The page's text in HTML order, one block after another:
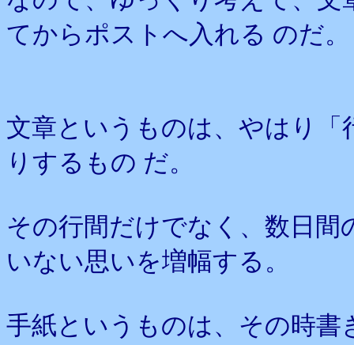
てからポストへ入れる のだ。
文章というものは、やはり
りするもの だ。
その行間だけでなく、数日
いない思いを増幅する。
手紙というものは、その時